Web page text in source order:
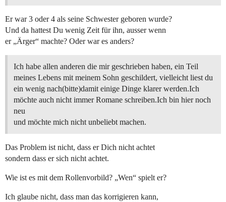
Er war 3 oder 4 als seine Schwester geboren wurde?
Und da hattest Du wenig Zeit für ihn, ausser wenn
er „Ärger“ machte? Oder war es anders?
Ich habe allen anderen die mir geschrieben haben, ein Teil
meines Lebens mit meinem Sohn geschildert, vielleicht liest du
ein wenig nach(bitte)damit einige Dinge klarer werden.Ich
möchte auch nicht immer Romane schreiben.Ich bin hier noch
neu
und möchte mich nicht unbeliebt machen.
Das Problem ist nicht, dass er Dich nicht achtet
sondern dass er sich nicht achtet.
Wie ist es mit dem Rollenvorbild? „Wen“ spielt er?
Ich glaube nicht, dass man das korrigieren kann,